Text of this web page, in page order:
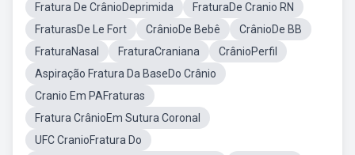
Fratura De CrânioDeprimida
FraturaDe Cranio RN
FraturasDe Le Fort
CrânioDe Bebê
CrânioDe BB
FraturaNasal
FraturaCraniana
CrânioPerfil
Aspiração Fratura Da BaseDo Crânio
Cranio Em PAFraturas
Fratura CrânioEm Sutura Coronal
UFC CranioFratura Do